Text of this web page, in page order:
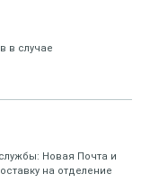
в случае
Новая Почта и
на отделение